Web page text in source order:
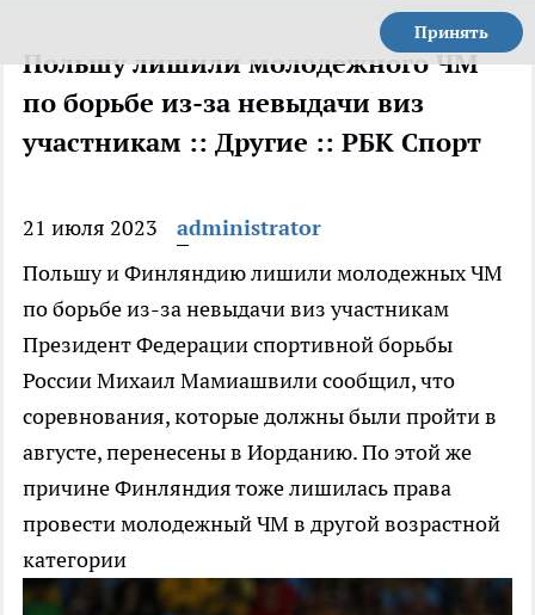
Принять
Польшу лишили молодежного ЧМ
по борьбе из-за невыдачи виз
участникам :: Другие :: РБК Спорт
21 июля 2023
administrator
Польшу и Финляндию лишили молодежных ЧМ
по борьбе из-за невыдачи виз участникам
Президент Федерации спортивной борьбы
России Михаил Мамиашвили сообщил, что
соревнования, которые должны были пройти в
августе, перенесены в Иорданию. По этой же
причине Финляндия тоже лишилась права
провести молодежный ЧМ в другой возрастной
категории